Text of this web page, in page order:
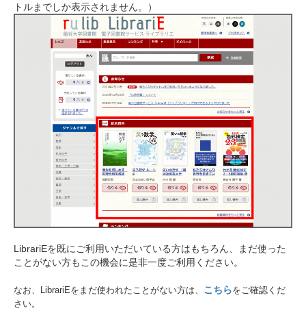
トルまでしか表示されません。）
LibrariEを既にご利用いただいている方はもちろん、まだ使った
ことがない方もこの機会に是非一度ご利用ください。
なお、LibrariEをまだ使われたことがない方は、 こちらをご確認くだ
さい。